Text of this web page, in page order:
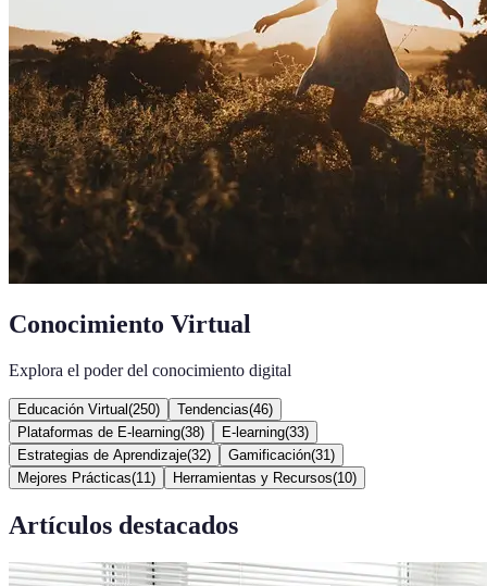
Conocimiento Virtual
Explora el poder del conocimiento digital
Educación Virtual (250) Tendencias(46)
Plataformas de E-learning(38) E-learning(33)
Estrategias de Aprendizaje(32) Gamificación(31 )
Mejores Prácticas(11 ) Herramientas y Recursos(10)
Artículos destacados